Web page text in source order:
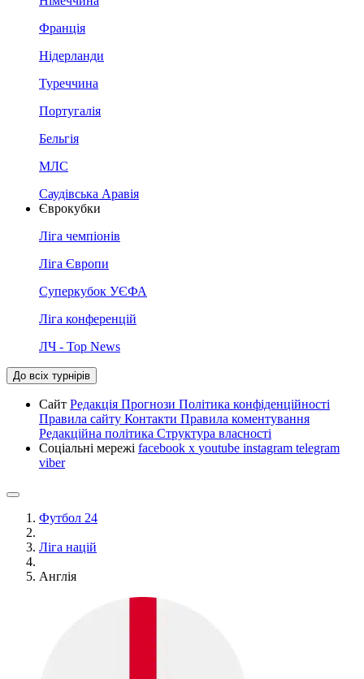
Франція
Нідерланди
Туреччина
Португалія
Бельгія
МЛС
Саудівська Аравія
Єврокубки
Ліга чемпіонів
Ліга Європи
Суперкубок УЄФА
Ліга конференцій
ЛЧ - Top News
До всіх турнірів
Сайт Редакція Прогнози Політика конфіденційності
Правила сайту Контакти Правила коментування
Редакційна політика Структура власності
Соціальні мережі facebook x youtube instagram telegram
viber
Футбол 24
Ліга націй
Англія